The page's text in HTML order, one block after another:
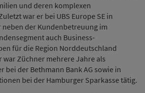
und deren komplexen
war er bei UBS Europe SE in
neben der Kundenbetreuung im
auch Business-
für die Region Norddeutschland
Züchner mehrere Jahre als
bei der Bethmann Bank AG sowie in
bei der Hamburger Sparkasse tätig.